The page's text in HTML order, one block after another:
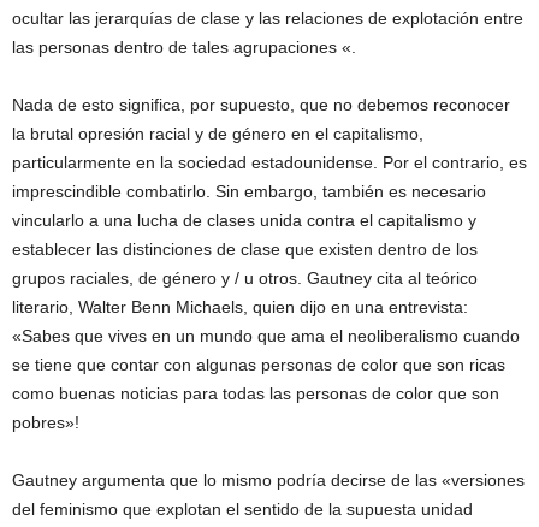
ocultar las jerarquías de clase y las relaciones de explotación entre
las personas dentro de tales agrupaciones «.
Nada de esto significa, por supuesto, que no debemos reconocer
la brutal opresión racial y de género en el capitalismo,
particularmente en la sociedad estadounidense. Por el contrario, es
imprescindible combatirlo. Sin embargo, también es necesario
vincularlo a una lucha de clases unida contra el capitalismo y
establecer las distinciones de clase que existen dentro de los
grupos raciales, de género y / u otros. Gautney cita al teórico
literario, Walter Benn Michaels, quien dijo en una entrevista:
«Sabes que vives en un mundo que ama el neoliberalismo cuando
se tiene que contar con algunas personas de color que son ricas
como buenas noticias para todas las personas de color que son
pobres»!
Gautney argumenta que lo mismo podría decirse de las «versiones
del feminismo que explotan el sentido de la supuesta unidad